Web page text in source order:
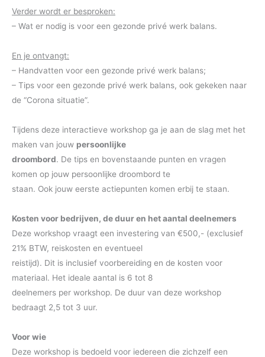
Verder wordt er besproken:
– Wat er nodig is voor een gezonde privé werk balans.
En je ontvangt:
– Handvatten voor een gezonde privé werk balans;
– Tips voor een gezonde privé werk balans, ook gekeken naar
de “Corona situatie”.
Tijdens deze interactieve workshop ga je aan de slag met het
maken van jouw persoonlijke
droombord. De tips en bovenstaande punten en vragen
komen op jouw persoonlijke droombord te
staan. Ook jouw eerste actiepunten komen erbij te staan.
Kosten voor bedrijven, de duur en het aantal deelnemers
Deze workshop vraagt een investering van €500,- (exclusief
21% BTW, reiskosten en eventueel
reistijd). Dit is inclusief voorbereiding en de kosten voor
materiaal. Het ideale aantal is 6 tot 8
deelnemers per workshop. De duur van deze workshop
bedraagt 2,5 tot 3 uur.
Voor wie
Deze workshop is bedoeld voor iedereen die zichzelf een